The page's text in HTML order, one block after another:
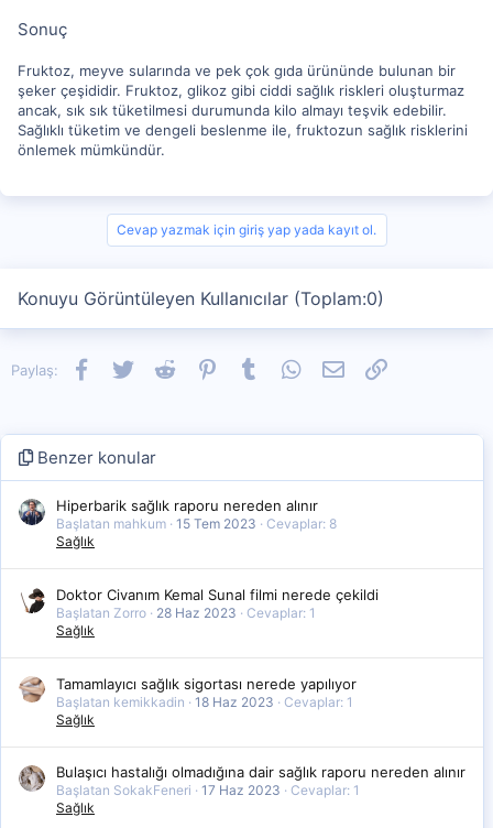
Sonuç
Fruktoz, meyve sularında ve pek çok gıda ürününde bulunan bir
şeker çeşididir. Fruktoz, glikoz gibi ciddi sağlık riskleri oluşturmaz
ancak, sık sık tüketilmesi durumunda kilo almayı teşvik edebilir.
Sağlıklı tüketim ve dengeli beslenme ile, fruktozun sağlık risklerini
önlemek mümkündür.
Cevap yazmak için giriş yap yada kayıt ol.
Konuyu Görüntüleyen Kullanıcılar (Toplam:0)
Paylaş: Facebook
TwitterReddit PinterestTumblrWhatsApp
E-postaLink
Benzer konular
Hiperbarik sağlık raporu nereden alınır
Başlatan mahkum 15 Tem 2023
Cevaplar: 8
Sağlık
Doktor Civanım Kemal Sunal filmi nerede çekildi
Başlatan Zorro 28 Haz 2023
Cevaplar: 1
Sağlık
Tamamlayıcı sağlık sigortası nerede yapılıyor
Başlatan kemikkadin 18 Haz 2023
Cevaplar: 1
Sağlık
Bulaşıcı hastalığı olmadığına dair sağlık raporu nereden alınır
Başlatan SokakFeneri 17 Haz 2023
Cevaplar: 1
Sağlık